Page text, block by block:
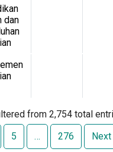
dan
from 2,754 total
5 … 276 Next